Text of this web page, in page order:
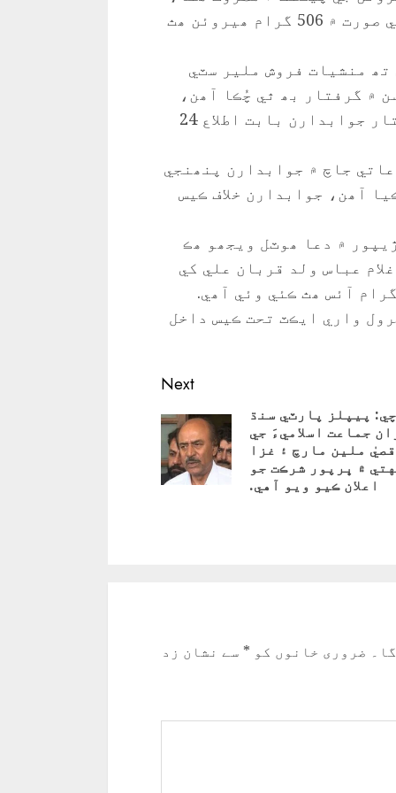
جوابدارن جي قبضي مان ننڍن ٿيلھين جي صورت ۾ 506 گرام ھيروئن ھٿ
منشيات فروش ملير سٽي
۾ گرفتار بھ ٿي چُڪا آھن،
جوابدار عادي منشيات فروش آھن، گرفتار جوابدارن بابت اطلاع 24
جاچ ۾ جوابدارن پنھنجي
آھن، جوابدارن خلاف ڪيس
۾ دعا ھوٽل ويجھو ھڪ
عباس ولد قربان علي کي
گرفتار ڪري ورتو، جوابدار وٽان 510 گرام آئس ھٿ ڪئي وئي آھي.
واري ايڪٽ تحت ڪيس داخل
Next
پيپلز پارٽي سنڌ
جماعت اسلاميءَ جي
ملين مارچ ۽ غزا
۾ ڀرپور شرڪت جو
اعلان ڪيو ويو آهي.
ضروری خانوں کو * سے نشان زد